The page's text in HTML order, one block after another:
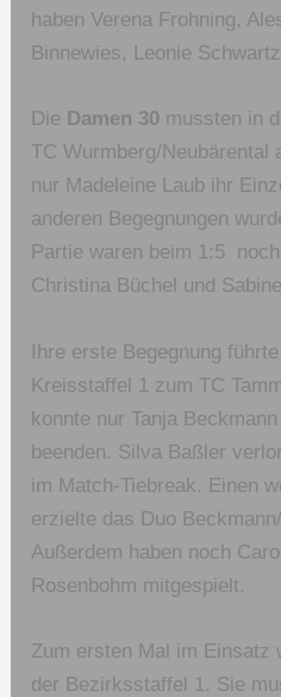
haben Verena Frohning,
Binnewies, Leonie
Die Damen 30 mussten in
TC Wurmberg/Neubärental
nur Madeleine Laub ihr
anderen Begegnungen
Partie waren beim 1:5
Christina Büchel und
Ihre erste Begegnung
Kreisstaffel 1 zum TC
konnte nur Tanja
beenden. Silva Baßler
im Match-Tiebreak. Einen
erzielte das Duo
Außerdem haben noch
Rosenbohm mitgespielt.
Zum ersten Mal im Einsatz
der Bezirksstaffel 1. Sie